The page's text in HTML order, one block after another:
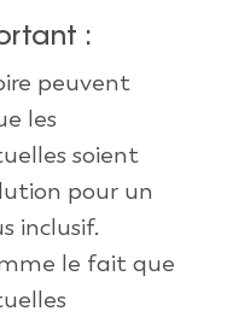
:
peuvent
les
soient
pour un
inclusif.
le fait que